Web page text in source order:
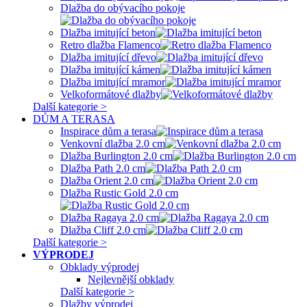
Dlažba do obývacího pokoje
Dlažba imitující beton
Retro dlažba Flamenco
Dlažba imitující dřevo
Dlažba imitující kámen
Dlažba imitující mramor
Velkoformátové dlažby
Další kategorie >
DŮM A TERASA
Inspirace dům a terasa
Venkovní dlažba 2.0 cm
Dlažba Burlington 2.0 cm
Dlažba Path 2.0 cm
Dlažba Orient 2.0 cm
Dlažba Rustic Gold 2.0 cm
Dlažba Ragaya 2.0 cm
Dlažba Cliff 2.0 cm
Další kategorie >
VÝPRODEJ
Obklady výprodej
Nejlevnější obklady
Další kategorie >
Dlažby výprodej